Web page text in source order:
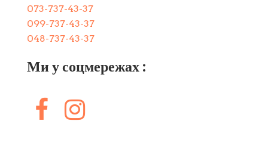
073-737-43-37
099-737-43-37
048-737-43-37
Ми у соцмережах :